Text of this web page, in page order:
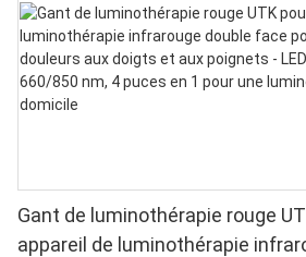
Gant de luminothérapie rouge
appareil de luminothérapie